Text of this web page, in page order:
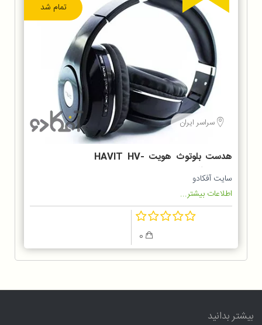
تمام شد
سراسر ایران
هدست بلوتوث هویت HAVIT HV-
H2560BT
سایت آفکادو
اطلاعات بیشتر...
بیشتر بدانید